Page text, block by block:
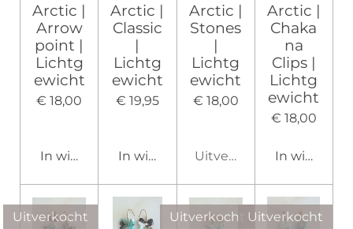
Arctic |
Arrow
point |
Lichtg
ewicht
€ 18,00
In winkelwagen
Arctic |
Classic
|
Lichtg
ewicht
€ 19,95
In winkelwagen
Arctic |
Stones
|
Lichtg
ewicht
€ 18,00
Uitverkocht
Arctic |
Chaka
na
Clips |
Lichtg
ewicht
€ 18,00
In
Uitverkocht Uitverkocht Uitverkocht